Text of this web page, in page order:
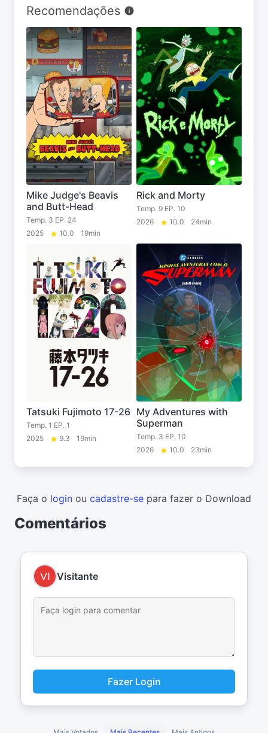
Recomendações
Mike Judge's Beavis
and Butt-Head
Temp. 3 EP. 24
2025
10.0 19min
Rick and Morty
Temp. 9 EP. 10
2026
10.0 24min
Tatsuki Fujimoto 17-26
Temp. 1 EP. 1
2025
9.3 19min
My Adventures with
Superman
Temp. 3 EP. 10
2026
10.0 23min
Faça o login ou cadastre-se para fazer o Download
Comentários
Visitante
Fazer Login